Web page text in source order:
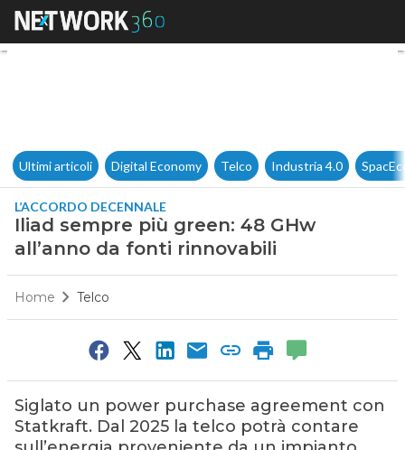
Iliad sempre più green: 48
Ultimi articoli Digital Economy Telco Industria 4.0
L’ACCORDO DECENNALE
Iliad sempre più green: 48 GHw
all’anno da fonti rinnovabili
Home Telco
Siglato un power purchase agreement con
Statkraft. Dal 2025 la telco potrà contare